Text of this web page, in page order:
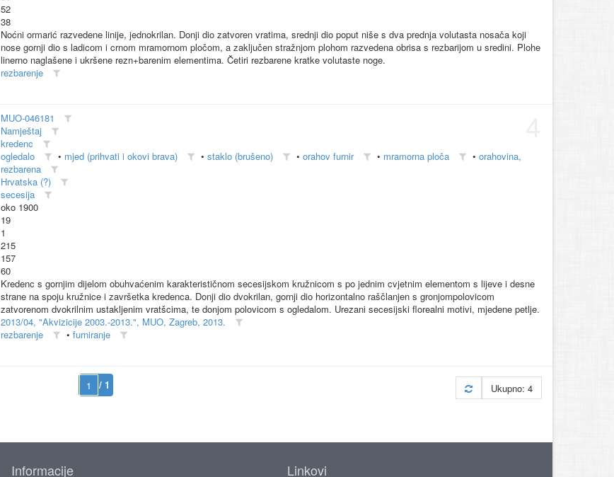
52
38
Noćni ormarić razvedene linije, jednokrilan. Donji dio zatvoren vratima, srednji dio poput niše s dva prednja volutasta nosača koji
nose gornji dio s ladicom i crnom mramornom pločom, a zaključen stražnjom plohom razvedena obrisa s rezbarijom u sredini. Plohe
linerno naglašene i ukršene rezn+barenim elementima. Četiri rezbarene kratke volutaste noge.
rezbarenje
MUO-046181
Namještaj
kredenc
ogledalo • mjed (prihvati i okovi brava) • staklo (brušeno) • orahov furnir • mramorna ploča • orahovina,
rezbarena
Hrvatska (?)
secesija
oko 1900
19
1
215
157
60
Kredenc s gornjim dijelom obuhvaćenim karakterističnom secesijskom kružnicom s po jednim cvjetnim elementom s lijeve i desne
strane na spoju kružnice i završetka kredenca. Donji dio dvokrilan, gornji dio horizontalno raščlanjen s gronjompolovicom
zatvorenom dvokrilnim ustakljenim vratšcima, te donjom polovicom s ogledalom. Urezani secesijski florealni motivi, mjedene petlje.
2013/04, "Akvizicije 2003.-2013.", MUO, Zagreb, 2013.
rezbarenje • furniranje
/ 1 Ukupno: 4
Informacije Linkovi